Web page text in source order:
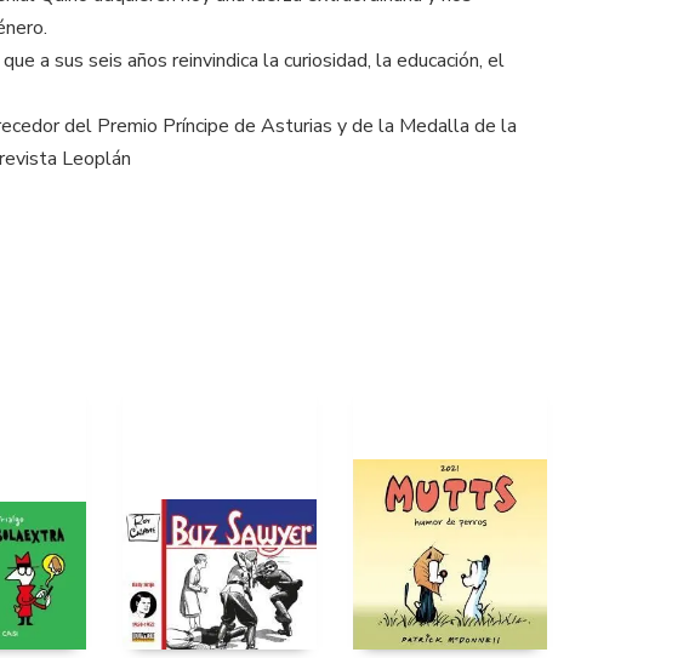
a sus seis años reinvindica la curiosidad, la educación, el
del Premio Príncipe de Asturias y de la Medalla de la
Leoplán